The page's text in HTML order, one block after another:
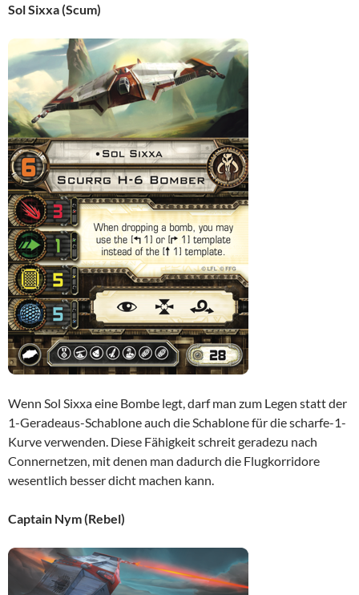
Sol Sixxa (Scum)
Wenn Sol Sixxa eine Bombe legt, darf man zum Legen statt der
1-Geradeaus-Schablone auch die Schablone für die scharfe-1-
Kurve verwenden. Diese Fähigkeit schreit geradezu nach
Connernetzen, mit denen man dadurch die Flugkorridore
wesentlich besser dicht machen kann.
Captain Nym (Rebel)